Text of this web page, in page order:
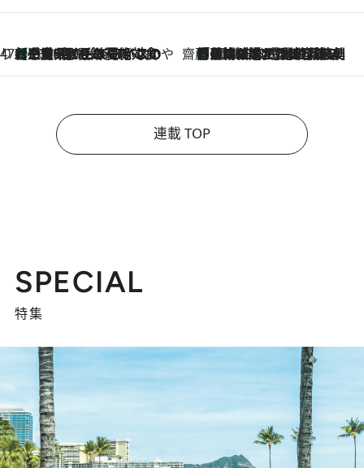
47都道府県の手みやげ ひんやりスイーツで夏を満喫
2026.8.6
【三重県】この夏絶対食べたい 冷やしておいしいおやつ3選 お餅×アイスの新感覚スイーツ 齋藤 薫 美容脳ルネサンス
2026.8.6
「荷物が増えるほど旅ストレスは増す」美容ジャーナリストがたどり着いた最終結論。“化粧品を劇的に減らす”感動の凝縮美容とは
連載 TOP
SPECIAL
特集